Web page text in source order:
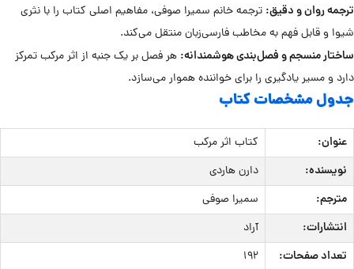
ترجمه روان و دقیق: ترجمه خانم سمیرا صوفی، مفاهیم اصلی کتاب را با نثری
شیوا و قابل فهم به مخاطب فارسی‌زبان منتقل می‌کند.
ساختار منسجم و فصل‌بندی هوشمندانه: هر فصل بر یک جنبه از اثر مرکب تمرکز
دارد و مسیر یادگیری را برای خواننده هموار می‌سازد.
جدول مشخصات کتاب
عنوان: کتاب اثر مرکب
نویسنده: دارن هاردی
مترجم: سمیرا صوفی
انتشارات: آراد
تعداد صفحات: 192